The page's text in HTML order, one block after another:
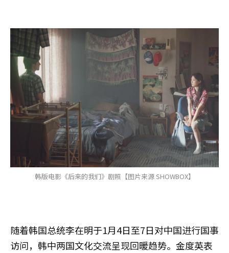
韩版电影《后来的我们》剧照【图片来源 SHOWBOX】
随着韩国总统李在明于1月4日至7日对中国进行国事
访问，韩中两国文化交流呈现回暖趋势。金度英表